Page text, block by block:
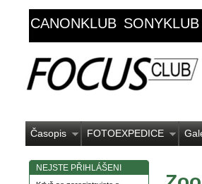
CANONKLUB SONYKLUB
Časopis FOTOEXPEDICE
NEJSTE PŘIHLÁŠENI